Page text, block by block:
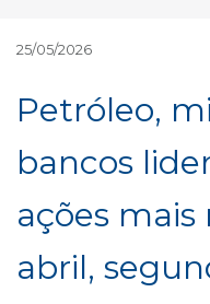
Soluções
Regulação
Dados
25/05/2026
Petróleo,
bancos
ações
abril,